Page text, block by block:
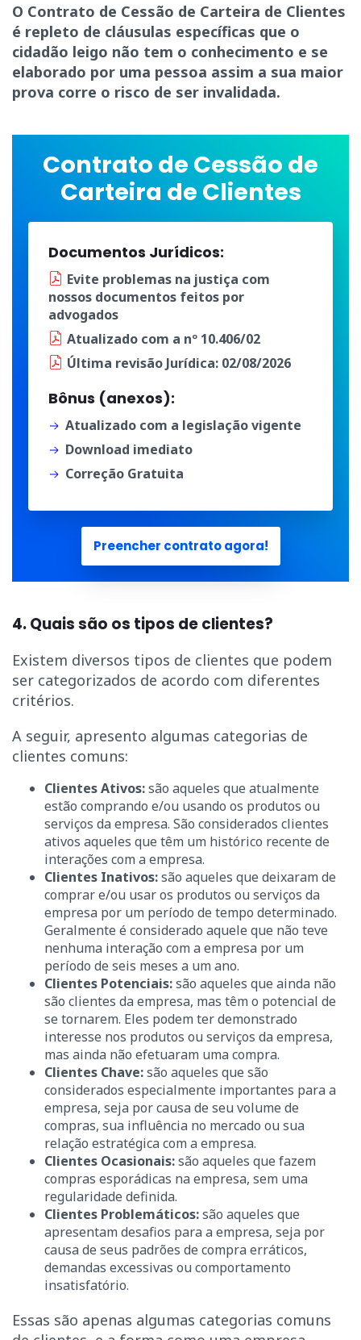
O Contrato de Cessão de Carteira de Clientes
é repleto de cláusulas específicas que o
cidadão leigo não tem o conhecimento e se
elaborado por uma pessoa assim a sua maior
prova corre o risco de ser invalidada.
Contrato de Cessão de
Carteira de Clientes
Documentos Jurídicos:
Evite problemas na justiça com
nossos documentos feitos por
advogados
Atualizado com a nº 10.406/02
Última revisão Jurídica: 02/08/2026
Bônus (anexos):
Atualizado com a legislação vigente
Download imediato
Correção Gratuita
Preencher contrato agora!
4. Quais são os tipos de clientes?
Existem diversos tipos de clientes que podem
ser categorizados de acordo com diferentes
critérios.
A seguir, apresento algumas categorias de
clientes comuns:
Clientes Ativos:são aqueles que atualmente
estão comprando e/ou usando os produtos ou
serviços da empresa. São considerados clientes
ativos aqueles que têm um histórico recente de
interações com a empresa.
Clientes Inativos:são aqueles que deixaram de
comprar e/ou usar os produtos ou serviços da
empresa por um período de tempo determinado.
Geralmente é considerado aquele que não teve
nenhuma interação com a empresa por um
período de seis meses a um ano.
Clientes Potenciais:são aqueles que ainda não
são clientes da empresa, mas têm o potencial de
se tornarem. Eles podem ter demonstrado
interesse nos produtos ou serviços da empresa,
mas ainda não efetuaram uma compra.
Clientes Chave:são aqueles que são
considerados especialmente importantes para a
empresa, seja por causa de seu volume de
compras, sua influência no mercado ou sua
relação estratégica com a empresa.
Clientes Ocasionais:são aqueles que fazem
compras esporádicas na empresa, sem uma
regularidade definida.
Clientes Problemáticos:são aqueles que
apresentam desafios para a empresa, seja por
causa de seus padrões de compra erráticos,
demandas excessivas ou comportamento
insatisfatório.
Essas são apenas algumas categorias comuns